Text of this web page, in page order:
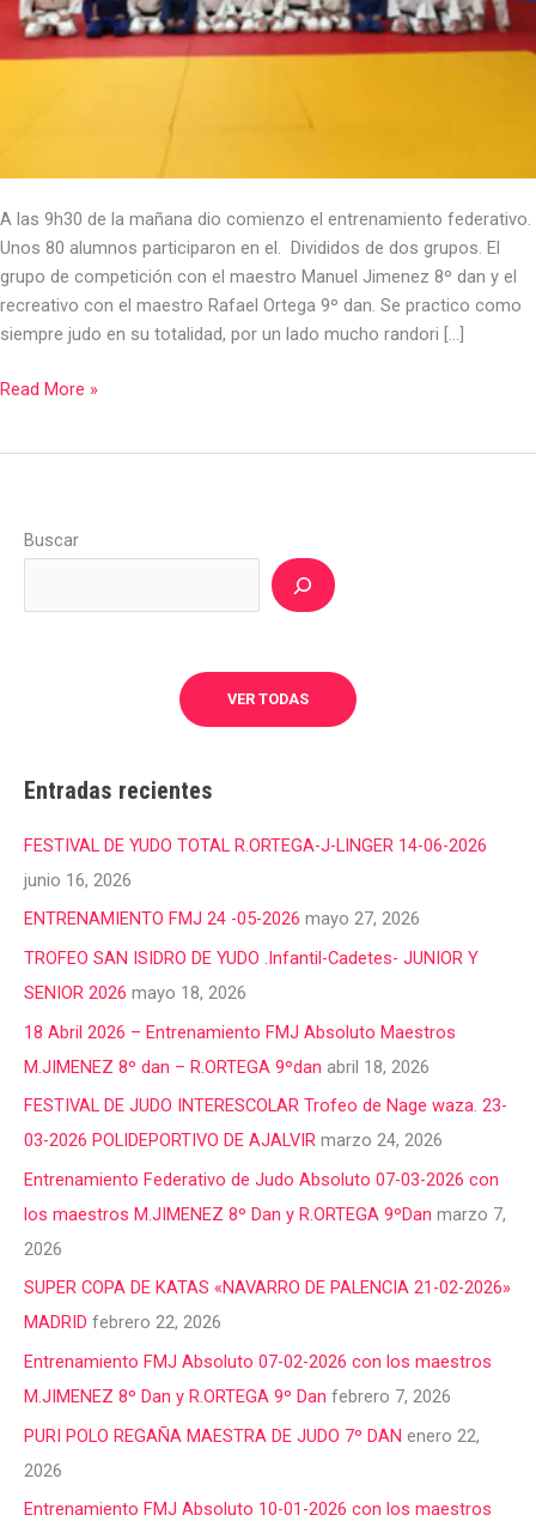
A las 9h30 de la mañana dio comienzo el entrenamiento federativo.
Unos 80 alumnos participaron en el. Divididos de dos grupos. El
grupo de competición con el maestro Manuel Jimenez 8º dan y el
recreativo con el maestro Rafael Ortega 9º dan. Se practico como
siempre judo en su totalidad, por un lado mucho randori […]
Read More »
Buscar
VER TODAS
Entradas recientes
FESTIVAL DE YUDO TOTAL R.ORTEGA-J-LINGER 14-06-2026
junio 16, 2026
ENTRENAMIENTO FMJ 24 -05-2026 mayo 27, 2026
TROFEO SAN ISIDRO DE YUDO .Infantil-Cadetes- JUNIOR Y
SENIOR 2026 mayo 18, 2026
18 Abril 2026 – Entrenamiento FMJ Absoluto Maestros
M.JIMENEZ 8º dan – R.ORTEGA 9ºdan abril 18, 2026
FESTIVAL DE JUDO INTERESCOLAR Trofeo de Nage waza. 23-
03-2026 POLIDEPORTIVO DE AJALVIR marzo 24, 2026
Entrenamiento Federativo de Judo Absoluto 07-03-2026 con
los maestros M.JIMENEZ 8º Dan y R.ORTEGA 9ºDan marzo 7,
2026
SUPER COPA DE KATAS «NAVARRO DE PALENCIA 21-02-2026»
MADRID febrero 22, 2026
Entrenamiento FMJ Absoluto 07-02-2026 con los maestros
M.JIMENEZ 8º Dan y R.ORTEGA 9º Dan febrero 7, 2026
PURI POLO REGAÑA MAESTRA DE JUDO 7º DAN enero 22,
2026
Entrenamiento FMJ Absoluto 10-01-2026 con los maestros